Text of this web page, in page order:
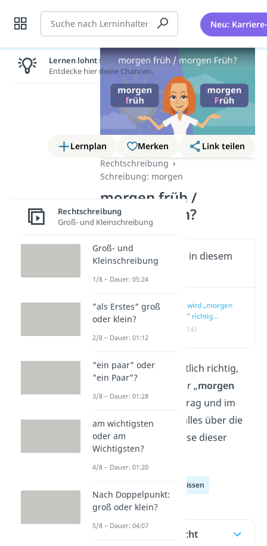
Suche Neu:
Lernplan Merken
Link teilen
Rechtschreibung
Schreibung: morgen
morgen früh /
morgen Früh?
Wichtige Inhalte in diesem
Wie wird „morgen
früh“ richtig
geschrieben?
(00:14)
Was ist denn eigentlich richtig,
morgen früh “ oder „morgen
Früh“? Hier im Beitrag und im
Videoerfährst du alles über die
richtige Schreibweise dieser
Zeitangabe!
Deutsch Allgemeinwissen
Inhaltsübersicht
Lernen lohnt sich!
Entdecke hier deine Chancen.
Rechtschreibung
Groß- und Kleinschreibung
Groß- und
Kleinschreibung
1/8 – Dauer: 05:24
"als Erstes" groß
oder klein?
2/8 – Dauer: 01:12
"ein paar" oder
"ein Paar"?
3/8 – Dauer: 01:28
am wichtigsten
oder am
Wichtigsten?
4/8 – Dauer: 01:20
Nach Doppelpunkt:
groß oder klein?
5/8 – Dauer: 04:07